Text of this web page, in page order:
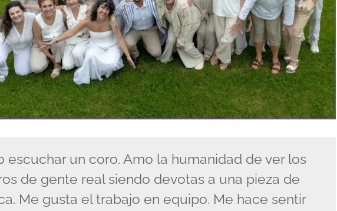
escuchar un coro. Amo la humanidad de ver los
de gente real siendo devotas a una pieza de
Me gusta el trabajo en equipo. Me hace sentir